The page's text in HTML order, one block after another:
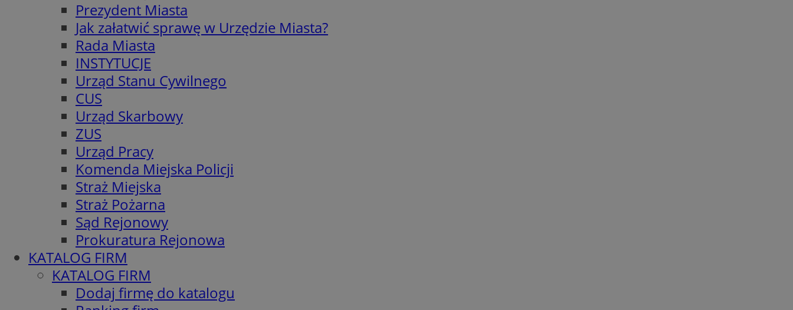
Prezydent Miasta
Jak załatwić sprawę w Urzędzie Miasta?
Rada Miasta
INSTYTUCJE
Urząd Stanu Cywilnego
CUS
Urząd Skarbowy
ZUS
Urząd Pracy
Komenda Miejska Policji
Straż Miejska
Straż Pożarna
Sąd Rejonowy
Prokuratura Rejonowa
KATALOG FIRM
KATALOG FIRM
Dodaj firmę do katalogu